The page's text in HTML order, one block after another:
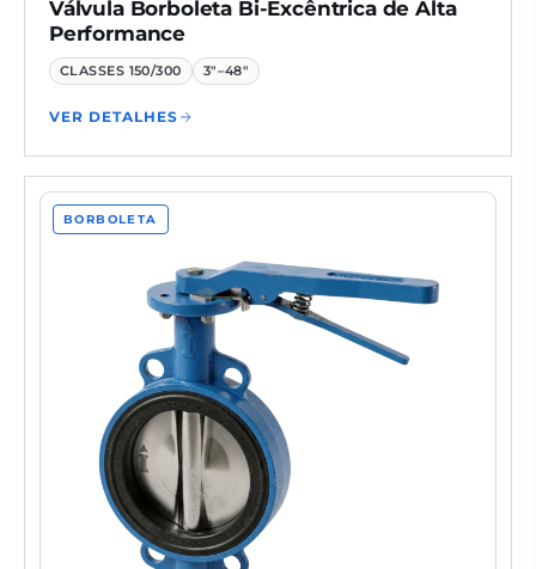
Válvula Borboleta Bi-Excêntrica de Alta
Performance
CLASSES 150/300 3"–48"
VER DETALHES
BORBOLETA